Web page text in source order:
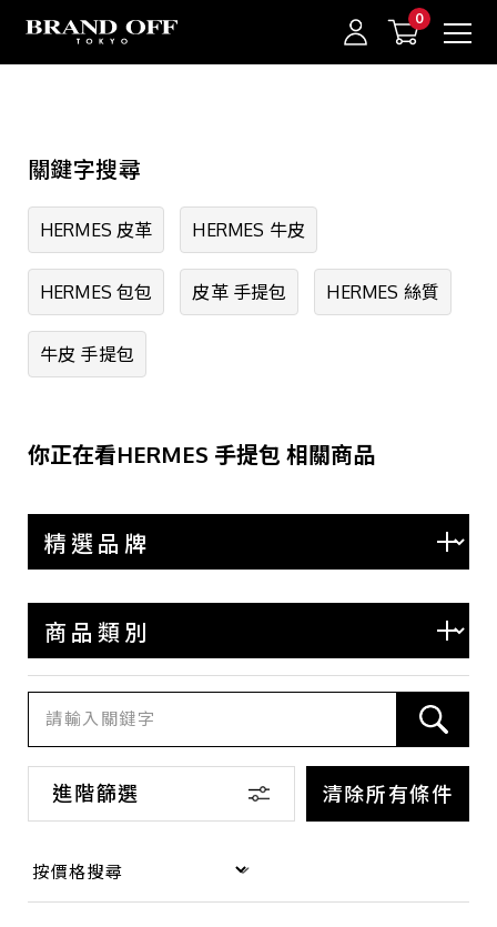
中古名牌業界No.1的BRAND OFF。BRAND OFF官網購物/h1>
登入/註冊
關鍵字搜尋
HERMES 皮革 HERMES 牛皮
HERMES 包包 皮革 手提包 HERMES 絲質
牛皮 手提包
你正在看HERMES 手提包 相關商品
進階篩選 清除所有條件
HERMES
CHANEL
LOUIS VUITTON
GUCCI
PRADA
BVLGARI
TIFFANY
BOTTEGA VENETA
BALENCIAGA
LOEWE
SAINT LAURENT
其他
商品類別
包款
錢包·飾物